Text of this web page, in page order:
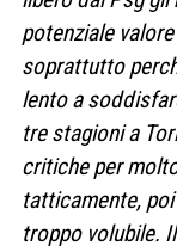
potenziale
soprattutto
lento a
tre stagioni a
critiche per
tatticamente,
troppo volubile.